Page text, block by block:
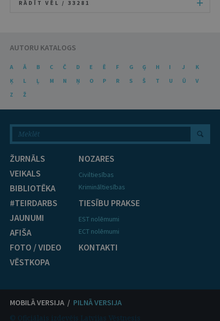
RĀDĪT VĒL / 33281
AUTORU KATALOGS
A Ā B C Č D E Ē F G Ģ H I J
K
Ķ
L Ļ M N Ņ O P R S Š T U Ū
V
Z
Ž
ŽURNĀLS
VEIKALS
BIBLIOTĒKA
#TEIRDARBS
JAUNUMI
AFIŠA
FOTO / VIDEO
VĒSTKOPA
NOZARES
Civiltiesības
Krimināltiesības
TIESĪBU PRAKSE
EST nolēmumi
ECT nolēmumi
KONTAKTI
MOBILĀ VERSIJA / PILNĀ VERSIJA
© Oficiālais izdevējs Latvijas Vēstnesis